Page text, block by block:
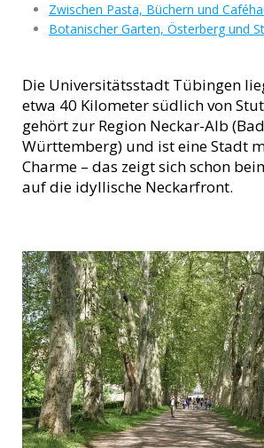
Zwischen Pasta, Büchern und
Botanischer Garten, Österberg und
Die Universitätsstadt Tübingen
etwa 40 Kilometer südlich von
gehört zur Region Neckar-Alb
Württemberg) und ist eine Stadt
Charme – das zeigt sich schon
auf die idyllische Neckarfront.